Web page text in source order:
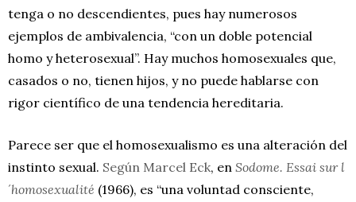
tenga o no descendientes, pues hay numerosos
ejemplos de ambivalencia, “con un doble potencial
homo y heterosexual”. Hay muchos homosexuales que,
casados o no, tienen hijos, y no puede hablarse con
rigor científico de una tendencia hereditaria.
Parece ser que el homosexualismo es una alteración del
instinto sexual. Según Marcel Eck, en Sodome. Essai sur l
´homosexualité (1966), es “una voluntad consciente,